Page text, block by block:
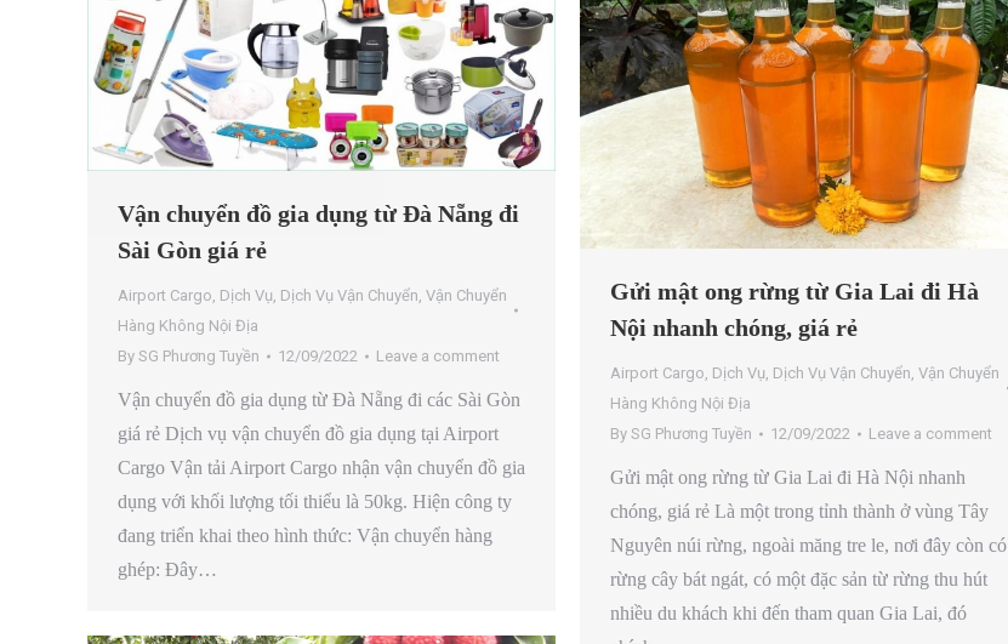
Vận chuyển đồ gia dụng từ Đà Nẵng đi
Sài Gòn giá rẻ
Airport Cargo, Dịch Vụ, Dịch Vụ Vận Chuyển, Vận Chuyển
Hàng Không Nội Địa
By SG Phương Tuyền 12/09/2022 Leave a comment
Vận chuyển đồ gia dụng từ Đà Nẵng đi các Sài Gòn
giá rẻ Dịch vụ vận chuyển đồ gia dụng tại Airport
Cargo Vận tải Airport Cargo nhận vận chuyển đồ gia
dụng với khối lượng tối thiểu là 50kg. Hiện công ty
đang triển khai theo hình thức: Vận chuyển hàng
ghép: Đây…
Gửi mật ong rừng từ Gia Lai đi Hà
Nội nhanh chóng, giá rẻ
Airport Cargo, Dịch Vụ, Dịch Vụ Vận Chuyển, Vận Chuyển
Hàng Không Nội Địa
By SG Phương Tuyền 12/09/2022 Leave a comment
Gửi mật ong rừng từ Gia Lai đi Hà Nội nhanh
chóng, giá rẻ Là một trong tỉnh thành ở vùng Tây
Nguyên núi rừng, ngoài măng tre le, nơi đây còn có
rừng cây bát ngát, có một đặc sản từ rừng thu hút
nhiều du khách khi đến tham quan Gia Lai, đó